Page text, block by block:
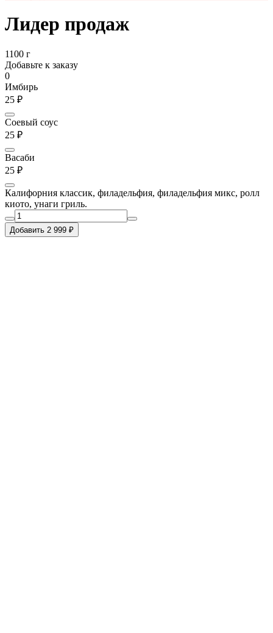
Лидер продаж
1100 г
Добавьте к заказу
0
Имбирь
25 ₽
Соевый соус
25 ₽
Васаби
25 ₽
Калифорния классик, филадельфия, филадельфия микс, ролл
киото, унаги гриль.
Добавить 2 999 ₽